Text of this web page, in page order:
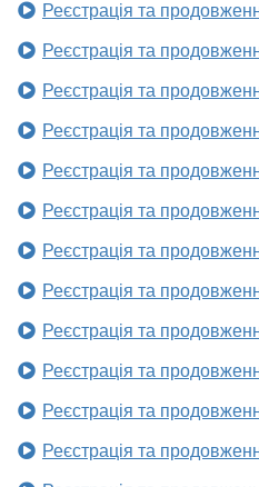
Реєстрація та
Реєстрація та
Реєстрація та
Реєстрація та
Реєстрація та
Реєстрація та
Реєстрація та
Реєстрація та
Реєстрація та
Реєстрація та
Реєстрація та
Реєстрація та